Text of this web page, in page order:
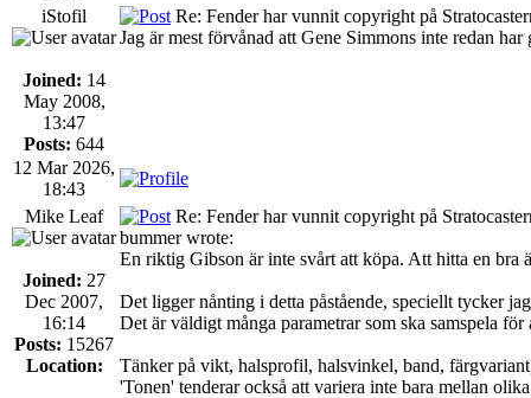
iStofil
Joined: 14
May 2008,
13:47
Posts: 644
Re: Fender har vunnit copyright på
Jag är mest förvånad att Gene Simmons inte redan har
12 Mar 2026,
18:43
Mike Leaf
Joined: 27
Dec 2007,
16:14
Posts: 15267
Location:
Re: Fender har vunnit copyright på
bummer wrote:
En riktig Gibson är inte svårt att köpa. Att hitta en bra
Det ligger nånting i detta påstående, speciellt tycker
Det är väldigt många parametrar som ska samspela
Tänker på vikt, halsprofil, halsvinkel, band,
'Tonen' tenderar också att variera inte bara mellan